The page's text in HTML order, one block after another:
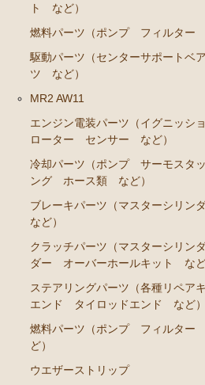
シャフトブーツ デフなど）
ウエザーストリップ ワイヤ
ラベル
カローラレビン スプリンター
エンジンパーツ 4A-GEU
ブレーキパーツ（マスターシ
クラッチパーツ（マスターシ
足廻りパーツ（アッパーマウ
ルジョイント など）
燃料パーツ（ポンプ フィル
駆動パーツ（センターサポー
シャフトブーツ など）
ト など）
燃料パーツ（ポンプ フィルター
駆動パーツ（センターサポート
ツ など）
MR2 AW11
エンジン電装パーツ（イグニッ
ローター センサー など）
冷却パーツ（ポンプ サーモスタ
ング ホース類 など）
ブレーキパーツ（マスターシリ
など）
クラッチパーツ（マスターシリン
ダー オーバーホールキット など
ステアリングパーツ（各種リペ
エンド タイロッドエンド など）
燃料パーツ（ポンプ フィルター
ど）
ウエザーストリップ